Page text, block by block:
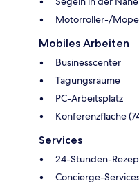
Motorroller-/
Mobiles Arbeiten
Businesscenter
Tagungsräume
PC-Arbeitsplatz
Konferenzfläche
Services
24-Stunden-
Concierge-